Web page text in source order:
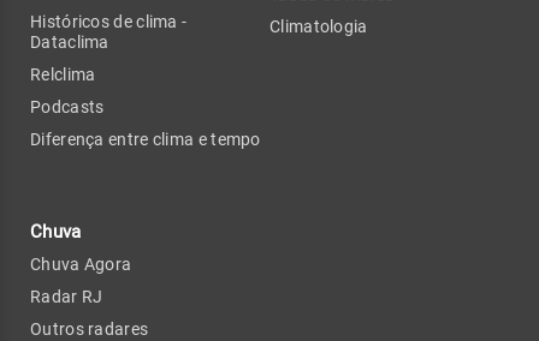
Históricos de clima -
Dataclima
Relclima
Podcasts
Diferença entre clima e tempo
Chuva
Chuva Agora
Radar RJ
Outros radares
Climatologia